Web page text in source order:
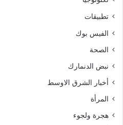
تطبيقات
الفيس بوك
الصحة
نبض الدنمارك
أخبار الشرق الاوسط
المرأة
هجرة ولجوء